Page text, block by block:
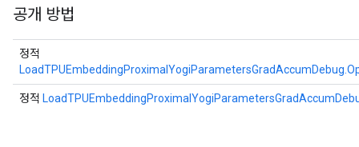
공개 방법
정적
정적